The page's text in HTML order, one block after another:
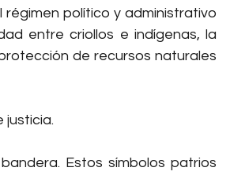
político y administrativo
entre criollos e indígenas, la
de recursos naturales
justicia.
Estos símbolos patrios